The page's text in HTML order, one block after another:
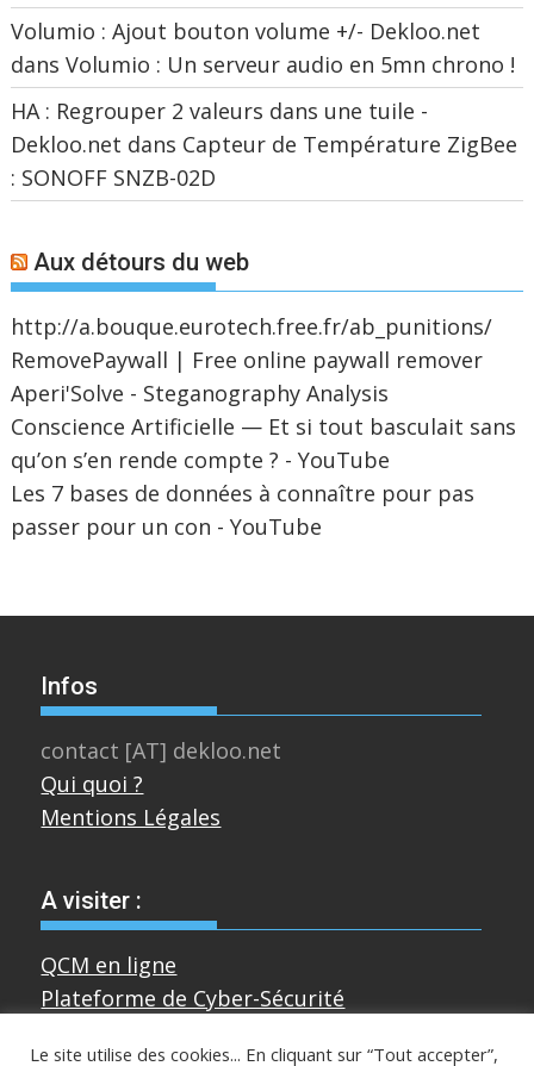
Volumio : Ajout bouton volume +/- Dekloo.net
dansVolumio : Un serveur audio en 5mn chrono !
HA : Regrouper 2 valeurs dans une tuile -
Dekloo.net dans Capteur de Température ZigBee
: SONOFF SNZB-02D
Aux détours du web
http://a.bouque.eurotech.free.fr/ab_punitions/
RemovePaywall | Free online paywall remover
Aperi'Solve - Steganography Analysis
Conscience Artificielle — Et si tout basculait sans
qu’on s’en rende compte ? - YouTube
Les 7 bases de données à connaître pour pas
passer pour un con - YouTube
Infos
contact [AT] dekloo.net
Qui quoi ?
Mentions Légales
A visiter :
QCM en ligne
Plateforme de Cyber-Sécurité
Le site utilise des cookies... En cliquant sur “Tout accepter”,